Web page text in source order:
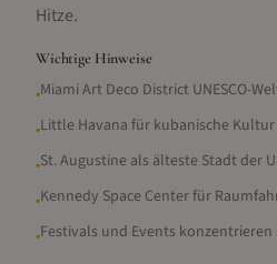
Hitze.
Wichtige Hinweise
•Miami Art Deco District UNESCO-
•Little Havana für kubanische
•St. Augustine als älteste Stadt der
•Kennedy Space Center für
•Festivals und Events konzentrieren